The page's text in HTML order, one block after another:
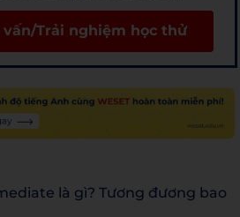
Trải nghiệm học thử
là gì? Tương đương bao